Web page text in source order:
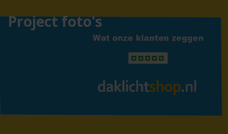
Project foto's